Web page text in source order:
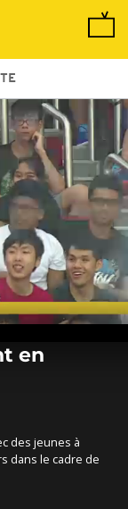
en
des jeunes à
dans le cadre de